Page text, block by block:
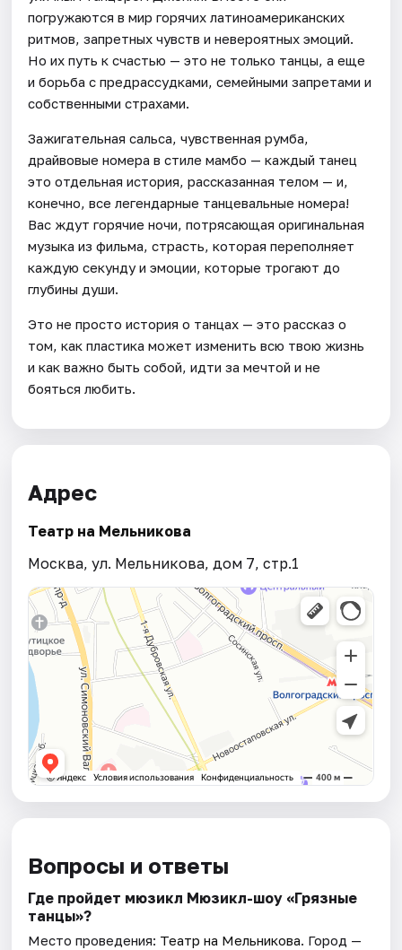
погружаются в мир горячих латиноамериканских
ритмов, запретных чувств и невероятных эмоций.
Но их путь к счастью — это не только танцы, а еще
и борьба с предрассудками, семейными запретами и
собственными страхами.
Зажигательная сальса, чувственная румба,
драйвовые номера в стиле мамбо — каждый танец
это отдельная история, рассказанная телом — и,
конечно, все легендарные танцевальные номера!
Вас ждут горячие ночи, потрясающая оригинальная
музыка из фильма, страсть, которая переполняет
каждую секунду и эмоции, которые трогают до
глубины души.
Это не просто история о танцах — это рассказ о
том, как пластика может изменить всю твою жизнь
и как важно быть собой, идти за мечтой и не
бояться любить.
Адрес
Театр на Мельникова
Москва, ул. Мельникова, дом 7, стр.1
Вопросы и ответы
Где пройдет мюзикл Мюзикл-шоу «Грязные
танцы»?
Место проведения: Театр на Мельникова. Город —